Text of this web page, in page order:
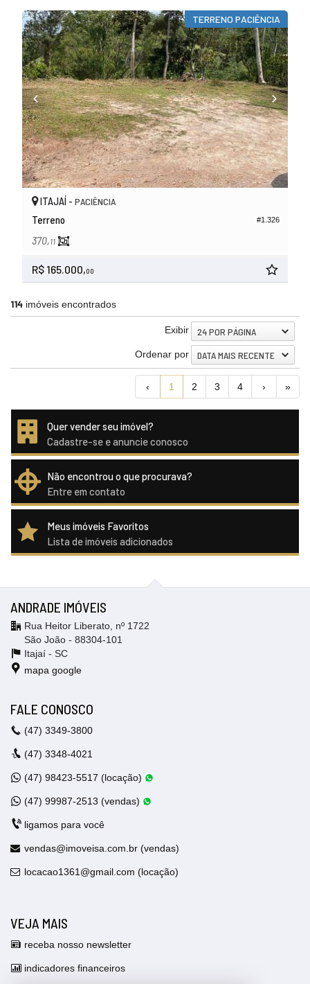
TERRENO PACIÊNCIA
#1.326
ITAJAÍ - PACIÊNCIA
Terreno
370,11
R$ 165.000,00
114 imóveis encontrados
Exibir 24 POR PÁGINA
Ordenar por DATA MAIS RECENTE
‹ 1 2 3 4 › »
Quer vender seu imóvel?
Cadastre-se e anuncie conosco
Não encontrou o que procurava?
Entre em contato
Meus imóveis Favoritos
Lista de imóveis adicionados
ANDRADE IMÓVEIS
Rua Heitor Liberato, nº 1722
São João - 88304-101
Itajaí - SC
mapa google
FALE CONOSCO
(47) 3349-3800
(47) 3348-4021
(47) 98423-5517 (locação)
(47) 99987-2513 (vendas)
ligamos para você
vendas@imoveisa.com.br (vendas)
locacao1361@gmail.com (locação)
VEJA MAIS
receba nosso newsletter
indicadores financeiros